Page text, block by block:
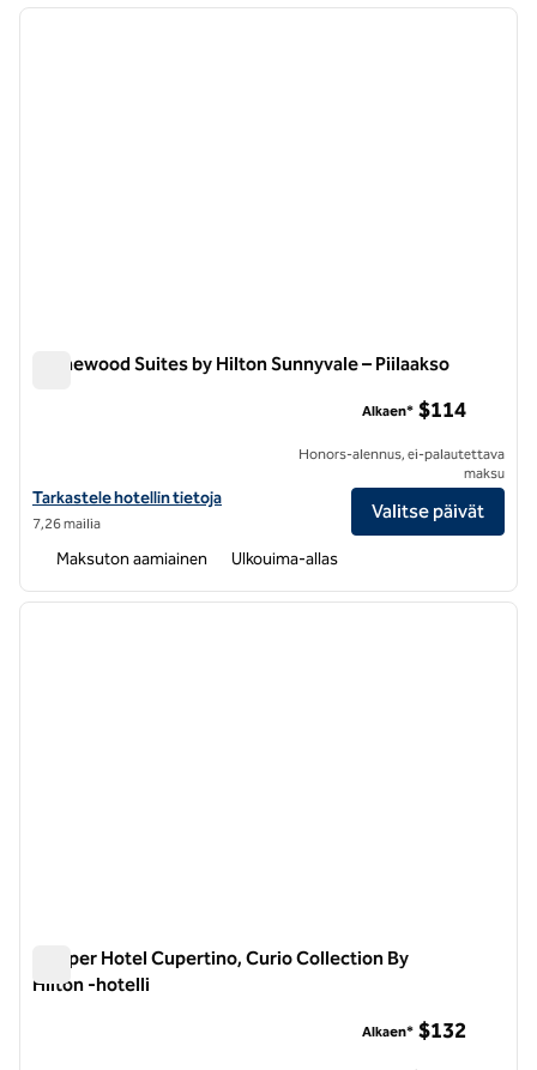
1/12
Homewood Suites by Hilton Sunnyvale – Piilaakso
Näytä Homewood Suites by Hilton Sunnyvale -hotellin tiedot –
Tarkastele hotellin tietoja
7,26 mailia
Alkaen* $114
Honors-alennus, ei-palautettava
maksu
Valitse päivät
Maksuton aamiainen Ulkouima-allas
1/12
Juniper Hotel Cupertino, Curio Collection By
Hilton -hotelli
Alkaen* $132